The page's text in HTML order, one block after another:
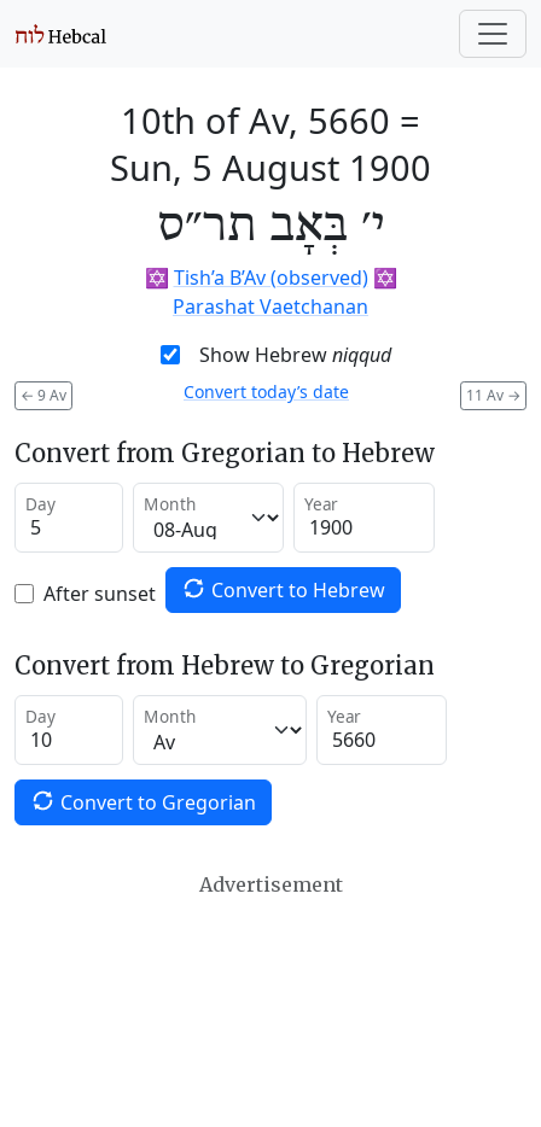
10th of Av, 5660 =
Sun, 5 August 1900
י׳ בְּאָב תר״ס
✡️ Tish’a B’Av (observed)✡️
Parashat Vaetchanan
Show Hebrewniqqud
← 9 Av 11 Av →
Convert today’s date
Convert from Gregorian to Hebrew
Day Month Year
After sunset Convert to Hebrew
Convert from Hebrew to Gregorian
Day Month Year
Convert to Gregorian
Advertisement